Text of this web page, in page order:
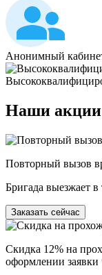
Анонимный
Наши
Повторный вызов
Бригада выезжает в
Заказать сейчас
Скидка 12% на
оформлении заявки